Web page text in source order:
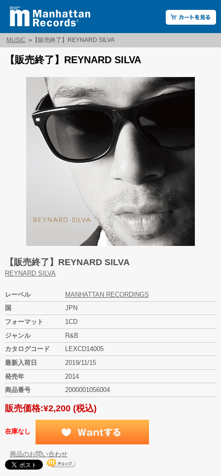
MUSIC » 【販売終了】REYNARD SILVA
【販売終了】REYNARD SILVA
【販売終了】REYNARD SILVA
REYNARD SILVA
レーベル
MANHATTAN RECORDINGS
国
JPN
フォーマット
1CD
ジャンル
R&B
カタログコード
LEXCD14005
最新入荷日
2019/11/15
発売年
2014
商品番号
2000001056004
販売価格:¥2,200 (税込)
在庫なし
商品のお問い合わせ